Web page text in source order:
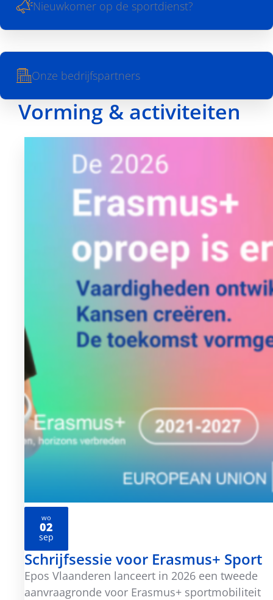
Nieuwkomer op de sportdienst?
Onze bedrijfspartners
Vorming & activiteiten
Schrijfsessie voor Erasmus+ Sport
Epos Vlaanderen lanceert in 2026 een tweede
aanvraagronde voor Erasmus+ sportmobiliteit
wo
02
sep
2026